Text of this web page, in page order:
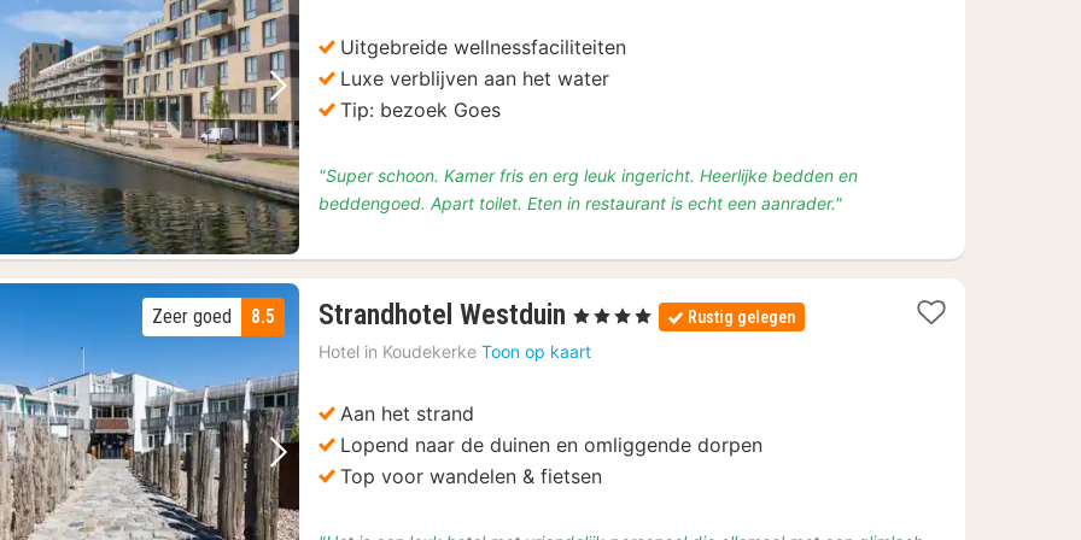
Vorige foto Volgende foto
€
99
Uitgebreide wellnessfaciliteiten
Luxe verblijven aan het water
Tip: bezoek Goes
"Super schoon. Kamer fris en erg leuk ingericht. Heerlijke bedden en
beddengoed. Apart toilet. Eten in restaurant is echt een aanrader."
Vorige foto Volgende foto
8.5
Zeer goed Strandhotel Westduin 1
nacht
vanaf
, 4 Sterren Rustig gelegen
Hotel in Koudekerke Toon op kaart
Aan het strand
Lopend naar de duinen en omliggende dorpen
Top voor wandelen & fietsen